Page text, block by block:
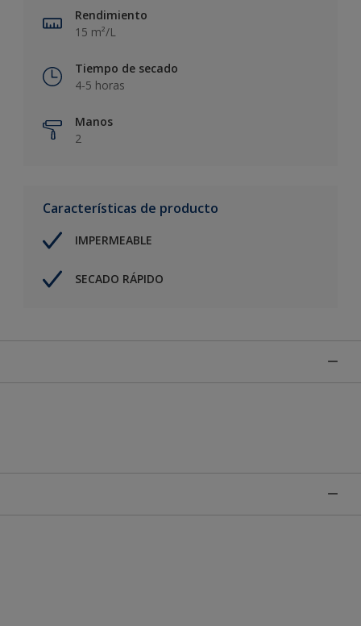
Rendimiento
15 m²/L
Tiempo de secado
4-5 horas
Manos
2
Características de producto
IMPERMEABLE
SECADO RÁPIDO